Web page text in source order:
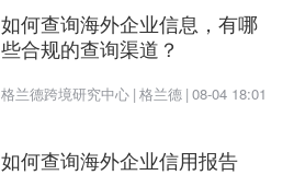
如何查询海外企业信息，有哪
些合规的查询渠道？
格兰德跨境研究中心 | 格兰德 | 08-04 18:01
如何查询海外企业信用报告